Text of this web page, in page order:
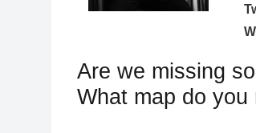
Are we missing
What map do you